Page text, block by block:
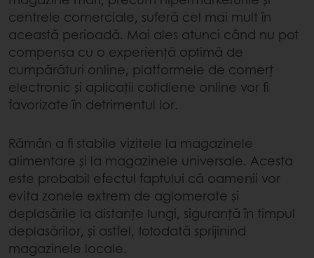
centrele comerciale, suferă cel mai mult în
această perioadă. Mai ales atunci când nu pot
compensa cu o experiență optimă de
cumpărături online, platformele de comerț
electronic și aplicații cotidiene online vor fi
favorizate în detrimentul lor.
Rămân a fi stabile vizitele la magazinele
alimentare și la magazinele universale. Acesta
este probabil efectul faptului că oamenii vor
evita zonele extrem de aglomerate și
deplasările la distanțe lungi, siguranță în timpul
deplasărilor, și astfel, totodată sprijinind
magazinele locale.